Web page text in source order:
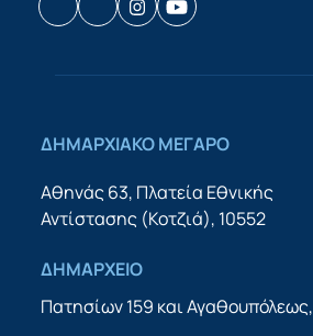
Facebook
HouzzInstagram
YouTube
ΔΗΜΑΡΧΙΑΚΟ ΜΕΓΑΡΟ
Αθηνάς 63, Πλατεία Εθνικής
Αντίστασης (Κοτζιά), 10552
ΔΗΜΑΡΧΕΙΟ
Πατησίων 159 και Αγαθουπόλεως,